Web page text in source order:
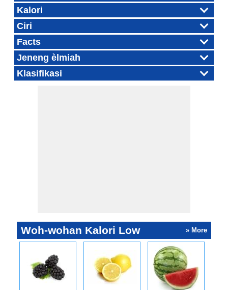
Kalori
Ciri
Facts
Jeneng èlmiah
Klasifikasi
Woh-wohan Kalori Low » More